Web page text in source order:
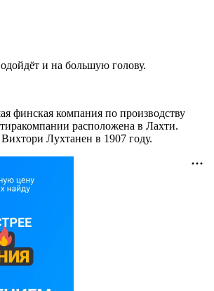
и на большую голову.
финская компания по производству
расположена в Лахти.
Лухтанен в 1907 году.